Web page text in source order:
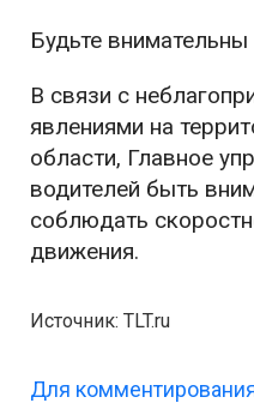
Будьте
В связи с
явлениями на
области, Главное
водителей быть
соблюдать
движения.
Источник: TLT.ru
Для